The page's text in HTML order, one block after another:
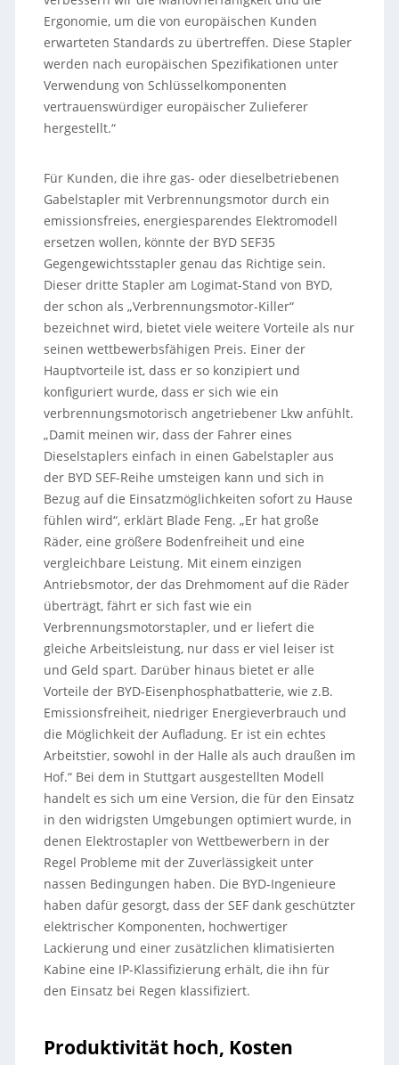
Ergonomie, um die von europäischen Kunden
erwarteten Standards zu übertreffen. Diese Stapler
werden nach europäischen Spezifikationen unter
Verwendung von Schlüsselkomponenten
vertrauenswürdiger europäischer Zulieferer
hergestellt.“
Für Kunden, die ihre gas- oder dieselbetriebenen
Gabelstapler mit Verbrennungsmotor durch ein
emissionsfreies, energiesparendes Elektromodell
ersetzen wollen, könnte der BYD SEF35
Gegengewichtsstapler genau das Richtige sein.
Dieser dritte Stapler am Logimat-Stand von BYD,
der schon als „Verbrennungsmotor-Killer“
bezeichnet wird, bietet viele weitere Vorteile als nur
seinen wettbewerbsfähigen Preis. Einer der
Hauptvorteile ist, dass er so konzipiert und
konfiguriert wurde, dass er sich wie ein
verbrennungsmotorisch angetriebener Lkw anfühlt.
„Damit meinen wir, dass der Fahrer eines
Dieselstaplers einfach in einen Gabelstapler aus
der BYD SEF-Reihe umsteigen kann und sich in
Bezug auf die Einsatzmöglichkeiten sofort zu Hause
fühlen wird“, erklärt Blade Feng. „Er hat große
Räder, eine größere Bodenfreiheit und eine
vergleichbare Leistung. Mit einem einzigen
Antriebsmotor, der das Drehmoment auf die Räder
überträgt, fährt er sich fast wie ein
Verbrennungsmotorstapler, und er liefert die
gleiche Arbeitsleistung, nur dass er viel leiser ist
und Geld spart. Darüber hinaus bietet er alle
Vorteile der BYD-Eisenphosphatbatterie, wie z.B.
Emissionsfreiheit, niedriger Energieverbrauch und
die Möglichkeit der Aufladung. Er ist ein echtes
Arbeitstier, sowohl in der Halle als auch draußen im
Hof.“ Bei dem in Stuttgart ausgestellten Modell
handelt es sich um eine Version, die für den Einsatz
in den widrigsten Umgebungen optimiert wurde, in
denen Elektrostapler von Wettbewerbern in der
Regel Probleme mit der Zuverlässigkeit unter
nassen Bedingungen haben. Die BYD-Ingenieure
haben dafür gesorgt, dass der SEF dank geschützter
elektrischer Komponenten, hochwertiger
Lackierung und einer zusätzlichen klimatisierten
Kabine eine IP-Klassifizierung erhält, die ihn für
den Einsatz bei Regen klassifiziert.
Produktivität hoch, Kosten